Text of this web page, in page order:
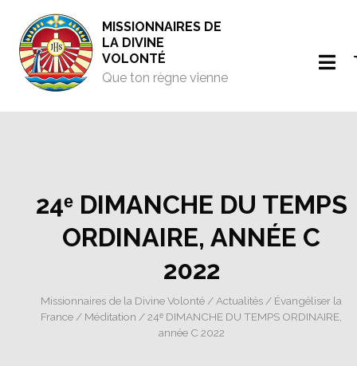
MISSIONNAIRES DE
LA DIVINE
VOLONTÉ
Que ton règne vienne
24ᵉ DIMANCHE DU TEMPS
ORDINAIRE, ANNÉE C
2022
Missionnaires de la Divine Volonté / Actualités / Évangéliser la
France / Méditation / 24ᵉ DIMANCHE DU TEMPS ORDINAIRE,
année C 2022